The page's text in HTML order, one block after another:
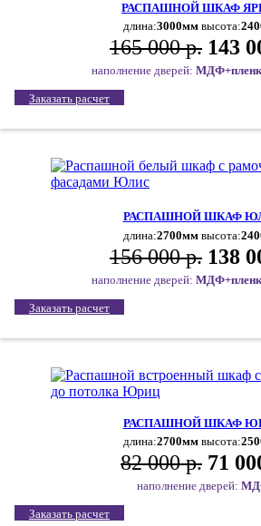
РАСПАШНОЙ ШКАФ
длина:3000мм высота:
165 000 р. 143
наполнение дверей:
Заказать расчет
РАСПАШНОЙ ШКАФ
длина:2700мм высота:
156 000 р. 138
наполнение дверей:
Заказать расчет
РАСПАШНОЙ ШКАФ
длина:2700мм высота:
82 000 р. 71
наполнение дверей:
Заказать расчет